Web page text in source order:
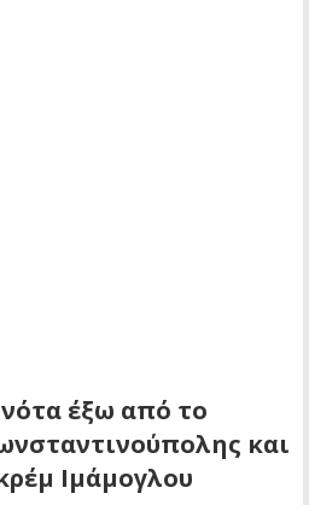
έξω από το
και
Ιμάμογλου